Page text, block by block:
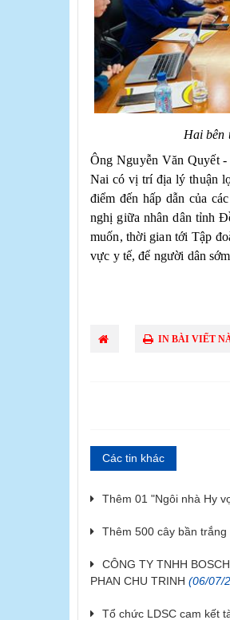
Hai bên
Ông Nguyễn Văn Quyết
Nai có vị trí địa lý thuận
điểm đến hấp dẫn của
nghị giữa nhân dân tỉnh
muốn, thời gian tới Tập
vực y tế, để người dân
IN BÀI VIẾT
Các tin khác
Thêm 01 "Ngôi nhà Hy
Thêm 500 cây bần
CÔNG TY TNHH
PHAN CHU TRINH (06/07/
Tổ chức LDSC cam kết